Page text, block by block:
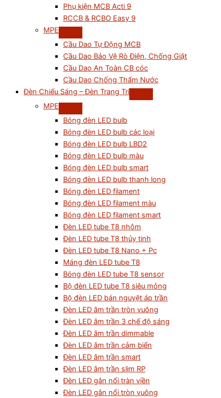
Phụ kiện MCB Acti 9
RCCB & RCBO Easy 9
MPE
Cầu Dao Tự Động MCB
Cầu Dao Bảo Vệ Rò Điện, Chống Giật
Cầu Dao An Toàn CB cóc
Cầu Dao Chống Thấm Nước
Đèn Chiếu Sáng – Đèn Trang Trí
MPE
Bóng đèn LED bulb
Bóng đèn LED bulb các loại
Bóng đèn LED bulb LBD2
Bóng đèn LED bulb màu
Bóng đèn LED bulb smart
Bóng đèn LED bulb thanh long
Bóng đèn LED filament
Bóng đèn LED filament màu
Bóng đèn LED filament smart
Đèn LED tube T8 nhôm
Đèn LED tube T8 thủy tinh
Đèn LED tube T8 Nano + Pc
Máng đèn LED tube T8
Bóng đèn LED tube T8 sensor
Bộ đèn LED tube T8 siêu mỏng
Bộ đèn LED bán nguyệt áp trần
Đèn LED âm trần tròn vuông
Đèn LED âm trần 3 chế độ sáng
Đèn LED âm trần dimmable
Đèn LED âm trần cảm biến
Đèn LED âm trần smart
Đèn LED âm trần slim RP
Đèn LED gắn nổi tràn viền
Đèn LED gắn nổi tròn vuông